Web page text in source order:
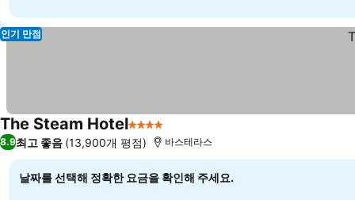
인기 만점
The Steam Hotel4 성급
8.9최고 좋음 (13,900개 평점) 바스테라스
날짜를 선택해 정확한 요금을 확인해 주세요.